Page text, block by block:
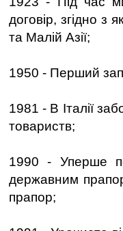
договір, згідно з
та Малій Азії;
1950 - Перший
1981 - В Італії
товариств;
1990 - Уперше
державним
прапор;